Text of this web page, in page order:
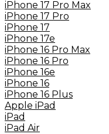
iPhone 17 Pro Max
iPhone 17 Pro
iPhone 17
iPhone 17e
iPhone 16 Pro Max
iPhone 16 Pro
iPhone 16e
iPhone 16
iPhone 16 Plus
Apple iPad
iPad
iPad Air